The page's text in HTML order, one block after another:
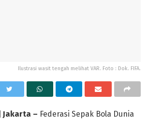
Ilustrasi wasit tengah melihat VAR. Foto : Dok. FIFA.
| Jakarta – Federasi Sepak Bola Dunia